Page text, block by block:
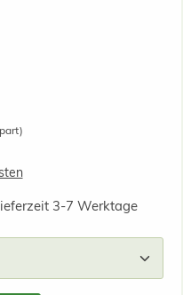
3-7 Werktage